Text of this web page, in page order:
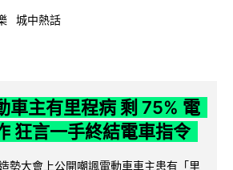
城中熱話
車主有里程病 剩 75% 電
狂言一手終結電車指令
勢大會上公開嘲諷電動車車主患有「里